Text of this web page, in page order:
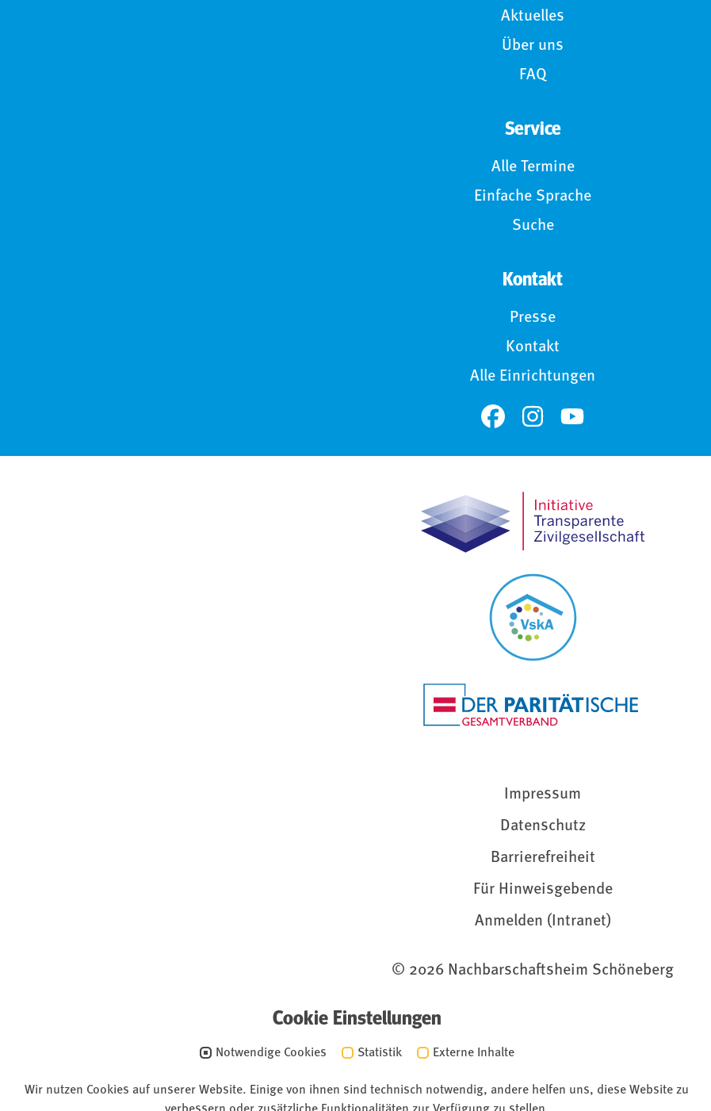
Aktuelles
Über uns
FAQ
Service
Alle Termine
Einfache Sprache
Suche
Kontakt
Presse
Kontakt
Alle Einrichtungen
Impressum
Datenschutz
Barrierefreiheit
Für Hinweisgebende
Anmelden (Intranet)
© 2026 Nachbarschaftsheim Schöneberg
Cookie Einstellungen
Notwendige Cookies Statistik Externe Inhalte
Wir nutzen Cookies auf unserer Website. Einige von ihnen sind technisch notwendig, andere helfen uns, diese Website zu